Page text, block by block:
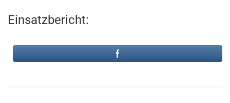
Einsatzbericht: